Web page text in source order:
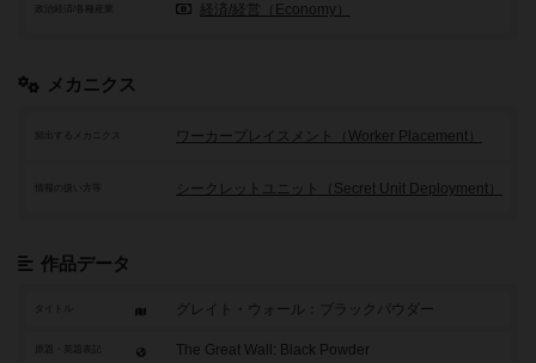
政治経済/各種産業 経済/経営（Economy）
メカニクス
頻出するメカニクス ワーカープレイスメント（Worker Placement）
シークレットユニット（Secret Unit Deployment）
作品データ
タイトル グレイト・ウォール：ブラックパウダー
The Great Wall: Black Powder